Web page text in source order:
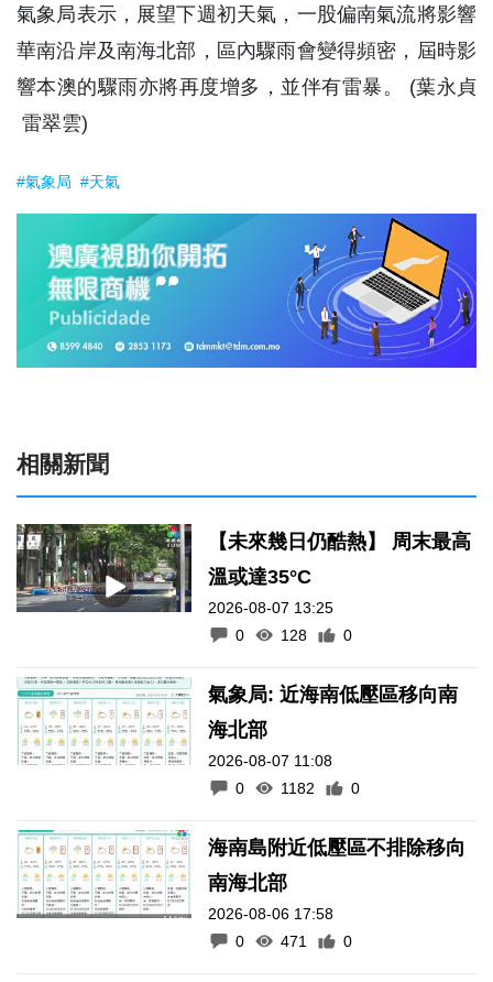
氣象局表示，展望下週初天氣，一股偏南氣流將影響
華南沿岸及南海北部，區內驟雨會變得頻密，屆時影
響本澳的驟雨亦將再度增多，並伴有雷暴。 (葉永貞
雷翠雲)
#氣象局 #天氣
相關新聞
【未來幾日仍酷熱】 周末最高
溫或達35°C
2026-08-07 13:25
0
128 0
氣象局: 近海南低壓區移向南
海北部
2026-08-07 11:08
0
1182 0
海南島附近低壓區不排除移向
南海北部
2026-08-06 17:58
0
471 0